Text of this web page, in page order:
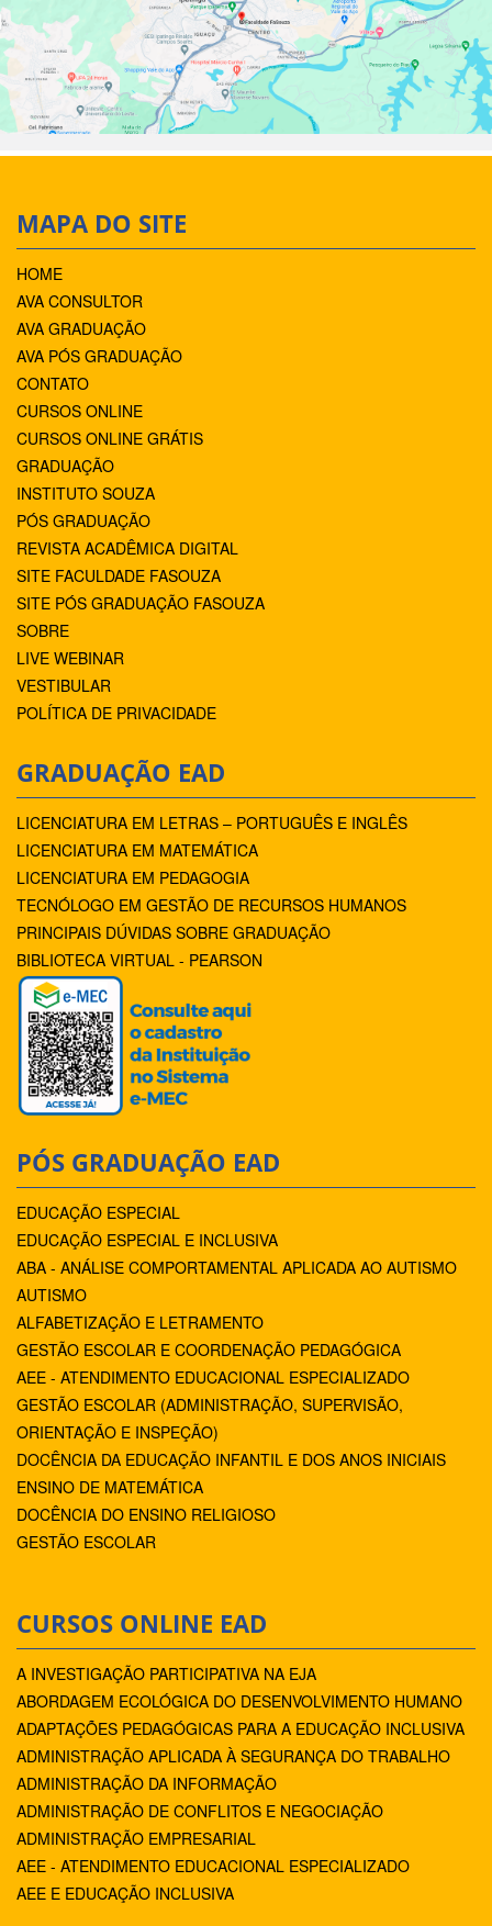
MAPA DO SITE
HOME
AVA CONSULTOR
AVA GRADUAÇÃO
AVA PÓS GRADUAÇÃO
CONTATO
CURSOS ONLINE
CURSOS ONLINE GRÁTIS
GRADUAÇÃO
INSTITUTO SOUZA
PÓS GRADUAÇÃO
REVISTA ACADÊMICA DIGITAL
SITE FACULDADE FASOUZA
SITE PÓS GRADUAÇÃO FASOUZA
SOBRE
LIVE WEBINAR
VESTIBULAR
POLÍTICA DE PRIVACIDADE
GRADUAÇÃO EAD
LICENCIATURA EM LETRAS – PORTUGUÊS E INGLÊS
LICENCIATURA EM MATEMÁTICA
LICENCIATURA EM PEDAGOGIA
TECNÓLOGO EM GESTÃO DE RECURSOS HUMANOS
PRINCIPAIS DÚVIDAS SOBRE GRADUAÇÃO
BIBLIOTECA VIRTUAL - PEARSON
PÓS GRADUAÇÃO EAD
EDUCAÇÃO ESPECIAL
EDUCAÇÃO ESPECIAL E INCLUSIVA
ABA - ANÁLISE COMPORTAMENTAL APLICADA AO AUTISMO
AUTISMO
ALFABETIZAÇÃO E LETRAMENTO
GESTÃO ESCOLAR E COORDENAÇÃO PEDAGÓGICA
AEE - ATENDIMENTO EDUCACIONAL ESPECIALIZADO
GESTÃO ESCOLAR (ADMINISTRAÇÃO, SUPERVISÃO,
ORIENTAÇÃO E INSPEÇÃO)
DOCÊNCIA DA EDUCAÇÃO INFANTIL E DOS ANOS INICIAIS
ENSINO DE MATEMÁTICA
DOCÊNCIA DO ENSINO RELIGIOSO
GESTÃO ESCOLAR
CURSOS ONLINE EAD
A INVESTIGAÇÃO PARTICIPATIVA NA EJA
ABORDAGEM ECOLÓGICA DO DESENVOLVIMENTO HUMANO
ADAPTAÇÕES PEDAGÓGICAS PARA A EDUCAÇÃO INCLUSIVA
ADMINISTRAÇÃO APLICADA À SEGURANÇA DO TRABALHO
ADMINISTRAÇÃO DA INFORMAÇÃO
ADMINISTRAÇÃO DE CONFLITOS E NEGOCIAÇÃO
ADMINISTRAÇÃO EMPRESARIAL
AEE - ATENDIMENTO EDUCACIONAL ESPECIALIZADO
AEE E EDUCAÇÃO INCLUSIVA